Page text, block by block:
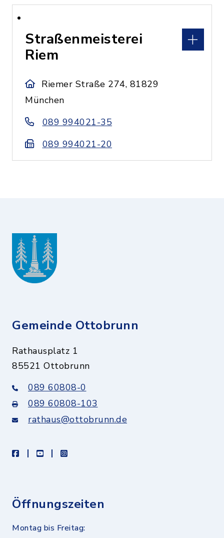
Straßenmeisterei
Riem
Riemer Straße 274, 81829
München
089 994021-35
089 994021-20
Gemeinde Ottobrunn
Rathausplatz 1
85521 Ottobrunn
089 60808-0
089 60808-103
rathaus@ottobrunn.de
facebookyoutubeinstagram
Öffnungszeiten
Montag bis Freitag: